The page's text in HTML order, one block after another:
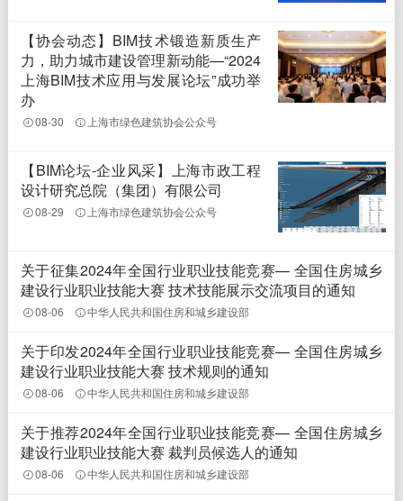
【协会动态】BIM技术锻造新质生产
力，助力城市建设管理新动能—“2024
上海BIM技术应用与发展论坛”成功举
办
08-30 上海市绿色建筑协会公众号
【BIM论坛-企业风采】上海市政工程
设计研究总院（集团）有限公司
08-29 上海市绿色建筑协会公众号
关于征集2024年全国行业职业技能竞赛— 全国住房城乡
建设行业职业技能大赛 技术技能展示交流项目的通知
08-06 中华人民共和国住房和城乡建设部
关于印发2024年全国行业职业技能竞赛— 全国住房城乡
建设行业职业技能大赛 技术规则的通知
08-06 中华人民共和国住房和城乡建设部
关于推荐2024年全国行业职业技能竞赛— 全国住房城乡
建设行业职业技能大赛 裁判员候选人的通知
08-06 中华人民共和国住房和城乡建设部